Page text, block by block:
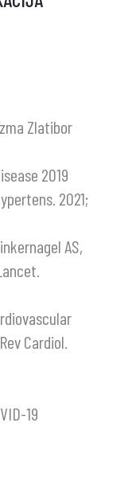
Zlatibor
2019
2021;
AS,
Cardiol.
19